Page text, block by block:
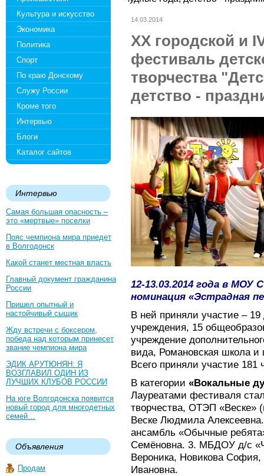
Культура и искусство
Экономика
Политика
Спорт
По краю Донскому
Служу России
Кроме того
Интервью
Блоги
Каталог сайтов
Интервью
Самая большая опасность –
это «мертвые» поселки
Пояс чемпиона мира приедет
в Волгодонск
Какой станет местная власть
Главный документ гражданина
России
Пришел опытный и
настойчивый сыщик
Жду встречи с боксером,
победа над которым принесет
звание чемпиона мира
ЭДИК АРУТЮНЯН: Я
ВОЗГЛАВИЛ ОДИН ИЗ
ЛУЧШИХ КЛУБОВ РОССИИ
На юге Волгодонска появится
новый город для многодетных
семей…
Объявления
Продам
14.03.2014
XX городской и
фестиваль
творчества
детство -
12-13.03.2014 года в
номинация «Эстрадная
В ней приняли участие –
учреждения, 15
учреждение
вида, Романовская школа
Всего приняли участие 181
В категории «Вокальные
Лауреатами фестиваля
творчества, ОТЭП «Веске»
Веске Людмила
ансамбль «Обычные
Семёновна. 3. МБДОУ д/с
Вероника, Новикова
Ивановна.